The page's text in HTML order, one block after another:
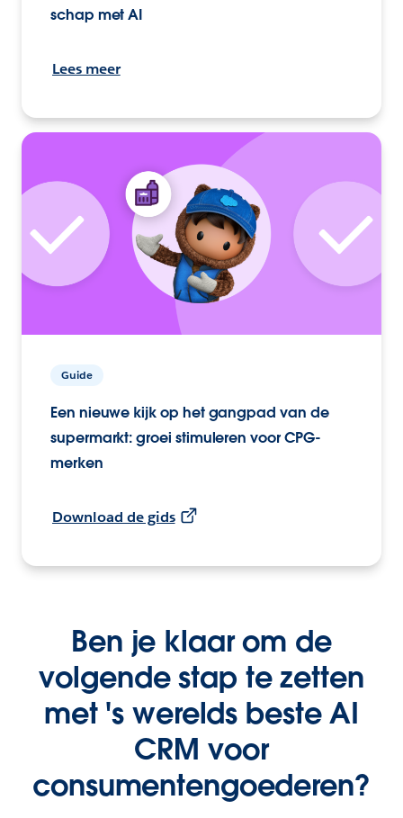
schap met AI
Lees meer
Guide
Een nieuwe kijk op het gangpad van de
supermarkt: groei stimuleren voor CPG-
merken
Download de gids
Ben je klaar om de
volgende stap te zetten
met 's werelds beste AI
CRM voor
consumentengoederen?